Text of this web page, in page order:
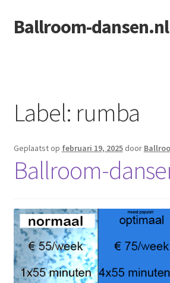
Ga
door
Ga
naar
Ballroom-dansen.nl
Label: rumba
Geplaatst op februari 19, 2025 door
Ballroom-